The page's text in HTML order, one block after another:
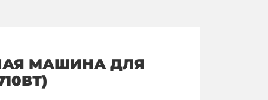
МАШИНА ДЛЯ